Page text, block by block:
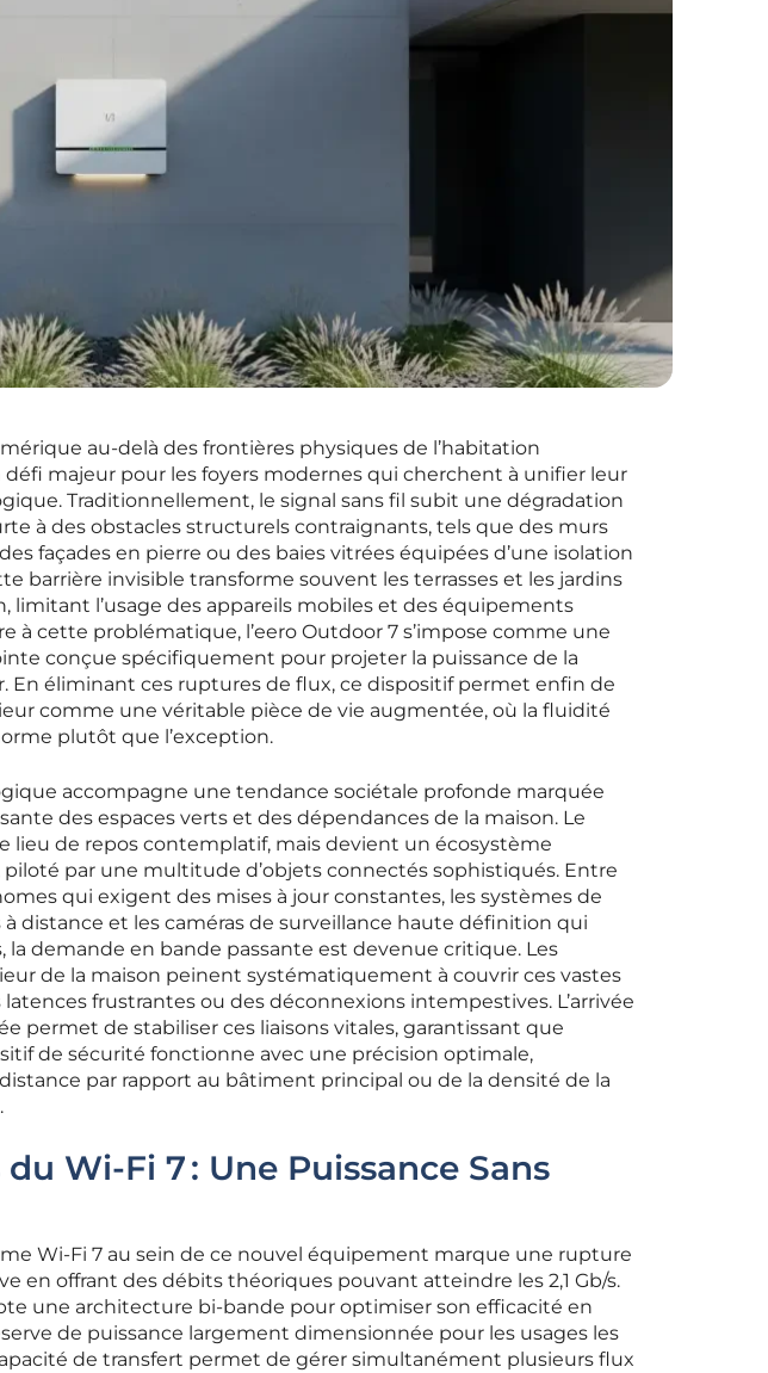
au-delà des frontières physiques de l’habitation
majeur pour les foyers modernes qui cherchent à unifier leur
Traditionnellement, le signal sans fil subit une dégradation
à des obstacles structurels contraignants, tels que des murs
façades en pierre ou des baies vitrées équipées d’une isolation
barrière invisible transforme souvent les terrasses et les jardins
limitant l’usage des appareils mobiles et des équipements
à cette problématique, l’eero Outdoor 7 s’impose comme une
conçue spécifiquement pour projeter la puissance de la
En éliminant ces ruptures de flux, ce dispositif permet enfin de
comme une véritable pièce de vie augmentée, où la fluidité
plutôt que l’exception.
accompagne une tendance sociétale profonde marquée
des espaces verts et des dépendances de la maison. Le
lieu de repos contemplatif, mais devient un écosystème
par une multitude d’objets connectés sophistiqués. Entre
qui exigent des mises à jour constantes, les systèmes de
distance et les caméras de surveillance haute définition qui
la demande en bande passante est devenue critique. Les
de la maison peinent systématiquement à couvrir ces vastes
frustrantes ou des déconnexions intempestives. L’arrivée
permet de stabiliser ces liaisons vitales, garantissant que
de sécurité fonctionne avec une précision optimale,
par rapport au bâtiment principal ou de la densité de la
Wi-Fi 7 : Une Puissance Sans
Wi-Fi 7 au sein de ce nouvel équipement marque une rupture
en offrant des débits théoriques pouvant atteindre les 2,1 Gb/s.
une architecture bi-bande pour optimiser son efficacité en
de puissance largement dimensionnée pour les usages les
de transfert permet de gérer simultanément plusieurs flux